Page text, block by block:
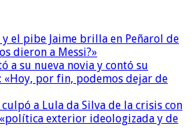
el pibe Jaime brilla en Peñarol de
dieron a Messi?»
a su nueva novia y contó su
«Hoy, por fin, podemos dejar de
a Lula da Silva de la crisis con
exterior ideologizada y de